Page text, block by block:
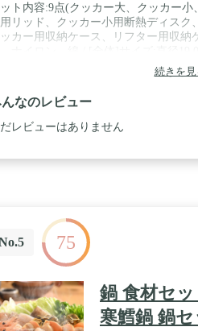
ト内容:9点(クッカー大、クッカー
リッド、クッカー小用断熱ディスク
カー用収納ケース、リフター用収納
/ [マグ]クッカー大:サイズ＝直径
、クッカー小:直径16.0×高さ
続きを見
なのレビュー
レビューはありません
75
鍋 食材セ
寒鱈鍋 鍋